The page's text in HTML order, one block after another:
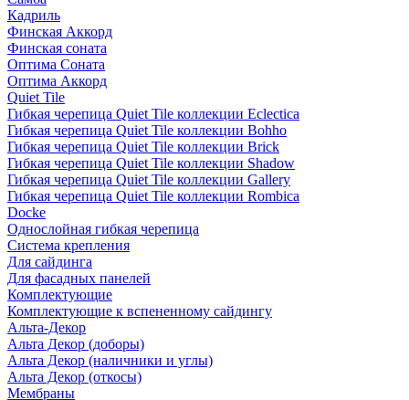
Кадриль
Финская Аккорд
Финская соната
Оптима Соната
Оптима Аккорд
Quiet Tile
Гибкая черепица Quiet Tile коллекции Eclectica
Гибкая черепица Quiet Tile коллекции Bohho
Гибкая черепица Quiet Tile коллекции Brick
Гибкая черепица Quiet Tile коллекции Shadow
Гибкая черепица Quiet Tile коллекции Gallery
Гибкая черепица Quiet Tile коллекции Rombica
Docke
Однослойная гибкая черепица
Система крепления
Для сайдинга
Для фасадных панелей
Комплектующие
Комплектующие к вспененному сайдингу
Альта-Декор
Альта Декор (доборы)
Альта Декор (наличники и углы)
Альта Декор (откосы)
Мембраны